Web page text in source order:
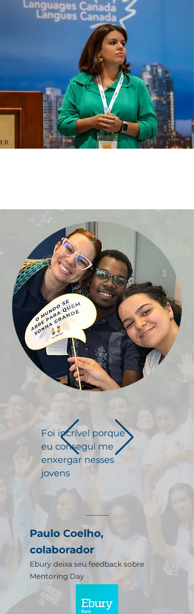
Foi incrível porque
eu consegui me
enxergar nesses
jovens
Paulo Coelho,
colaborador
Ebury deixa seu feedback sobre
Mentoring Day